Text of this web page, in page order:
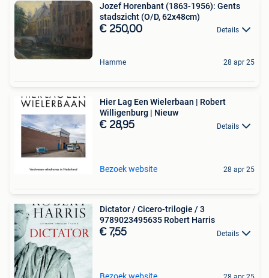
Jozef Horenbant (1863-1956): Gents
stadszicht (O/D, 62x48cm)
€ 250,00 Details
Hamme 28 apr 25
Hier Lag Een Wielerbaan | Robert
Willigenburg | Nieuw
€ 28,95 Details
Bezoek website 28 apr 25
Dictator / Cicero-trilogie / 3
9789023495635 Robert Harris
€ 7,55 Details